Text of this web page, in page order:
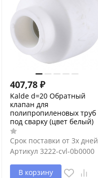
407,78 ₽
Kalde d=20 Обратный
клапан для
полипропиленовых труб
под сварку (цвет белый)
Срок поставки от 3х дней
Артикул 3222-cvl-0b0000
В корзину